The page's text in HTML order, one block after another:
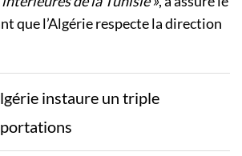
que l’Algérie respecte la direction
instaure un triple